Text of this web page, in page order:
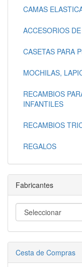
CAMAS
ACCESORIOS
CASETAS PARA
MOCHILAS,
RECAMBIOS
INFANTILES
RECAMBIOS
REGALOS
Fabricantes
Cesta de Compras